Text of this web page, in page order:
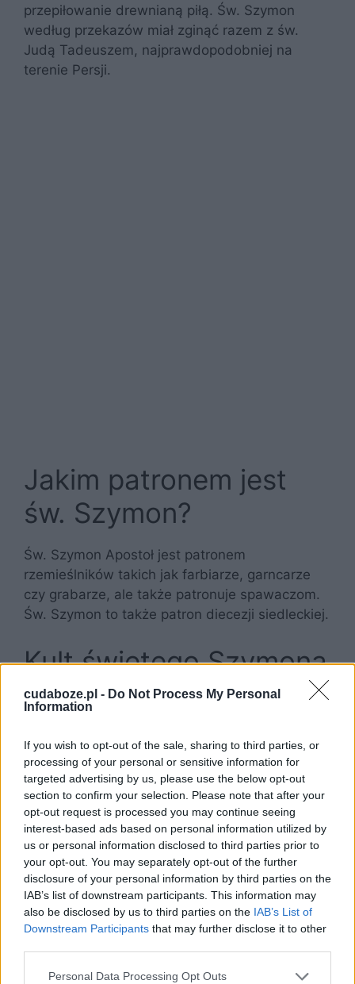
cudaboze.pl - Do Not Process My Personal
Information
If you wish to opt-out of the sale, sharing to third parties, or
processing of your personal or sensitive information for
targeted advertising by us, please use the below opt-out
section to confirm your selection. Please note that after your
opt-out request is processed you may continue seeing
interest-based ads based on personal information utilized by
us or personal information disclosed to third parties prior to
your opt-out. You may separately opt-out of the further
disclosure of your personal information by third parties on the
IAB’s list of downstream participants. This information may
also be disclosed by us to third parties on the IAB’s List of
Downstream Participants that may further disclose it to other
Personal Data Processing Opt Outs
przepiłowanie drewnianą piłą. Św. Szymon
według przekazów miał zginąć razem z św.
Judą Tadeuszem, najprawdopodobniej na
terenie Persji.
Jakim patronem jest
św. Szymon?
Św. Szymon Apostoł jest patronem
rzemieślników takich jak farbiarze, garncarze
czy grabarze, ale także patronuje spawaczom.
Św. Szymon to także patron diecezji siedleckiej.
Kult świętego Szymona
W Kościele katolickim św. Szymon jest
wspomnienie liturgiczne ma miejsce 28
października. Kult św. Szymona jest obecny
także w kościele prawosławnym; cerkiew
wspomina go dwukrotnie w ciągu roku; 23 maja
według kalendarza gregoriańskiego oraz 13
lipca, gdy obchodzony jest sobór dwunastu
apostołów.
Przedstawianie św. Szymon w ikonografii różni
się pomiędzy sakralną sztuką zachodu i